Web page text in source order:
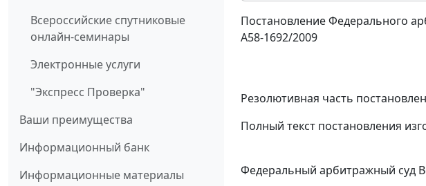
Всероссийские спутниковые
онлайн-семинары
Электронные услуги
"Экспресс Проверка"
Ваши преимущества
Информационный банк
Информационные материалы
Постановление Федерального
А58-1692/2009
Резолютивная часть
Полный текст постановления
Федеральный арбитражный суд